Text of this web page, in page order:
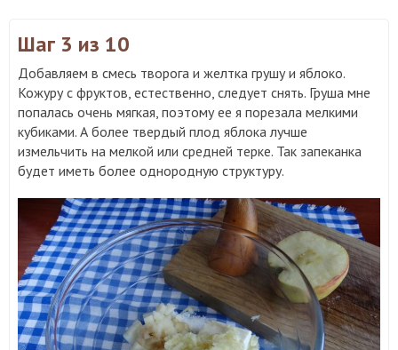
Шаг 3 из 10
Добавляем в смесь творога и желтка грушу и яблоко.
Кожуру с фруктов, естественно, следует снять. Груша мне
попалась очень мягкая, поэтому ее я порезала мелкими
кубиками. А более твердый плод яблока лучше
измельчить на мелкой или средней терке. Так запеканка
будет иметь более однородную структуру.